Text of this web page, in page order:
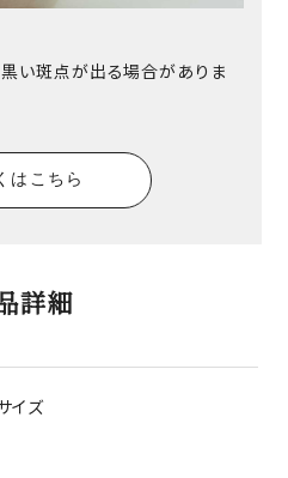
い斑点が出る場合がありま
はこちら
詳細
イズ